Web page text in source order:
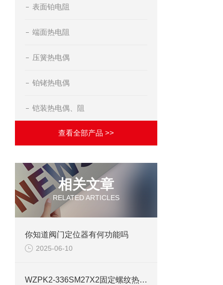
表面铂电阻
端面热电阻
压簧热电偶
铂铑热电偶
铠装热电偶、阻
查看全部产品 >>
相关文章
RELATED ARTICLES
你知道阀门定位器有何功能吗
2025-06-10
WZPK2-336SM27X2固定螺纹热电阻产品介绍